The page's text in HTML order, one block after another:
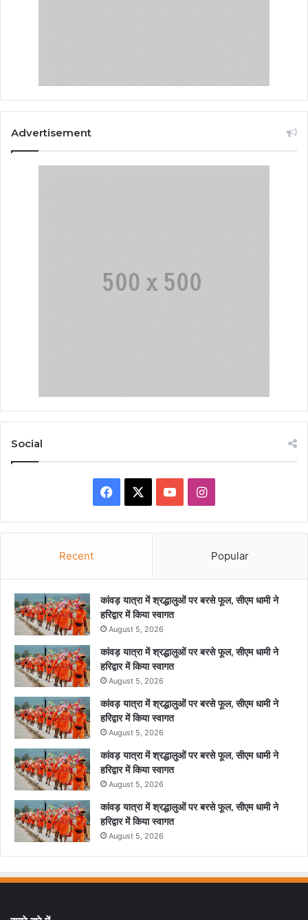
Advertisement
Social
Facebook YouTubeInstagram
Recent Popular
कांवड़ यात्रा में श्रद्धालुओं पर बरसे फूल, सीएम धामी ने
हरिद्वार में किया स्वागत
August 5, 2026
कांवड़ यात्रा में श्रद्धालुओं पर बरसे फूल, सीएम धामी ने
हरिद्वार में किया स्वागत
August 5, 2026
कांवड़ यात्रा में श्रद्धालुओं पर बरसे फूल, सीएम धामी ने
हरिद्वार में किया स्वागत
August 5, 2026
कांवड़ यात्रा में श्रद्धालुओं पर बरसे फूल, सीएम धामी ने
हरिद्वार में किया स्वागत
August 5, 2026
कांवड़ यात्रा में श्रद्धालुओं पर बरसे फूल, सीएम धामी ने
हरिद्वार में किया स्वागत
August 5, 2026